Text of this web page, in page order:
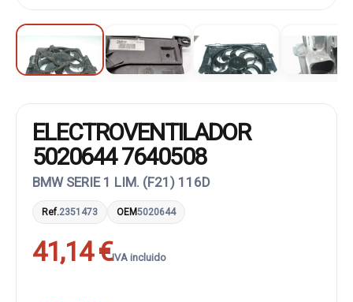
ELECTROVENTILADOR
5020644 7640508
BMW SERIE 1 LIM. (F21) 116D
Ref.2351473 OEM5020644
41,14 €IVA incluido